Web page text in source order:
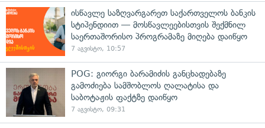
ისწავლე საზღვარგარეთ საქართველოს ბანკის
სტიპენდიით — მოსწავლეებისთვის შექმნილ
საერთაშორისო პროგრამაზე მიღება დაიწყო
7 აგვისტო, 10:57
POG: გიორგი ბარამიძის განცხადებაზე
გამოძიება სამშობლოს ღალატისა და
საბოტაჟის ფაქტზე დაიწყო
7 აგვისტო, 09:31